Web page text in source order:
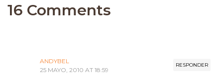
16 Comments
RESPONDER
ANDYBEL
25 MAYO, 2010 AT 18:59